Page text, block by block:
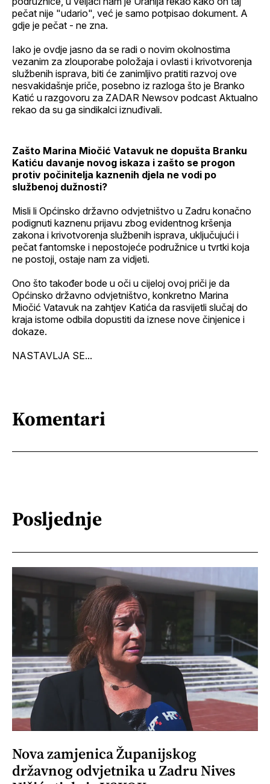
pečat nije "udario", već je samo potpisao dokument. A
gdje je pečat - ne zna.
Iako je ovdje jasno da se radi o novim okolnostima
vezanim za zlouporabe položaja i ovlasti i krivotvorenja
službenih isprava, biti će zanimljivo pratiti razvoj ove
nesvakidašnje priče, posebno iz razloga što je Branko
Katić u razgovoru za ZADAR Newsov podcast Aktualno
rekao da su ga sindikalci iznuđivali.
Zašto Marina Miočić Vatavuk ne dopušta Branku
Katiću davanje novog iskaza i zašto se progon
protiv počinitelja kaznenih djela ne vodi po
službenoj dužnosti?
Misli li Općinsko državno odvjetništvo u Zadru konačno
podignuti kaznenu prijavu zbog evidentnog kršenja
zakona i krivotvorenja službenih isprava, uključujući i
pečat fantomske i nepostojeće podružnice u tvrtki koja
ne postoji, ostaje nam za vidjeti.
Ono što također bode u oči u cijeloj ovoj priči je da
Općinsko državno odvjetništvo, konkretno Marina
Miočić Vatavuk na zahtjev Katića da rasvijetli slučaj do
kraja istome odbila dopustiti da iznese nove činjenice i
dokaze.
NASTAVLJA SE...
Komentari
Posljednje
Nova zamjenica Županijskog
državnog odvjetnika u Zadru Nives